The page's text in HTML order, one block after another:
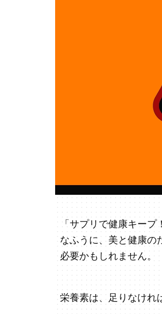
「サプリで健康キー
なふうに、美と健康の
必要かもしれません。
栄養素は、足りなけれ